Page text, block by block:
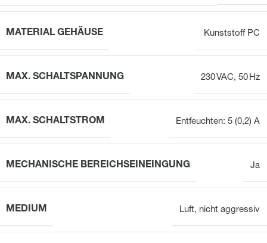
MATERIAL GEHÄUSE Kunststoff PC
MAX. SCHALTSPANNUNG 230 VAC, 50 Hz
MAX. SCHALTSTROM Entfeuchten: 5 (0,2) A
MECHANISCHE BEREICHSEINEINGUNG Ja
MEDIUM Luft, nicht aggressiv